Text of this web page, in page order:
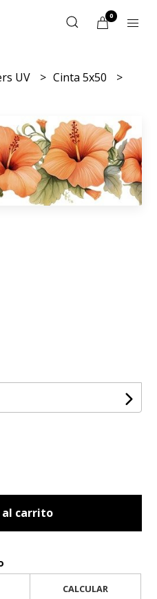
0
UV
Cinta 5x50
carrito
CALCULAR